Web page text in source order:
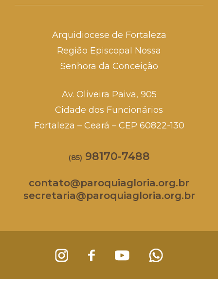
Arquidiocese de Fortaleza
Região Episcopal Nossa
Senhora da Conceição
Av. Oliveira Paiva, 905
Cidade dos Funcionários
Fortaleza – Ceará – CEP 60822-130
(85) 98170-7488
contato@paroquiagloria.org.br
secretaria@paroquiagloria.org.br